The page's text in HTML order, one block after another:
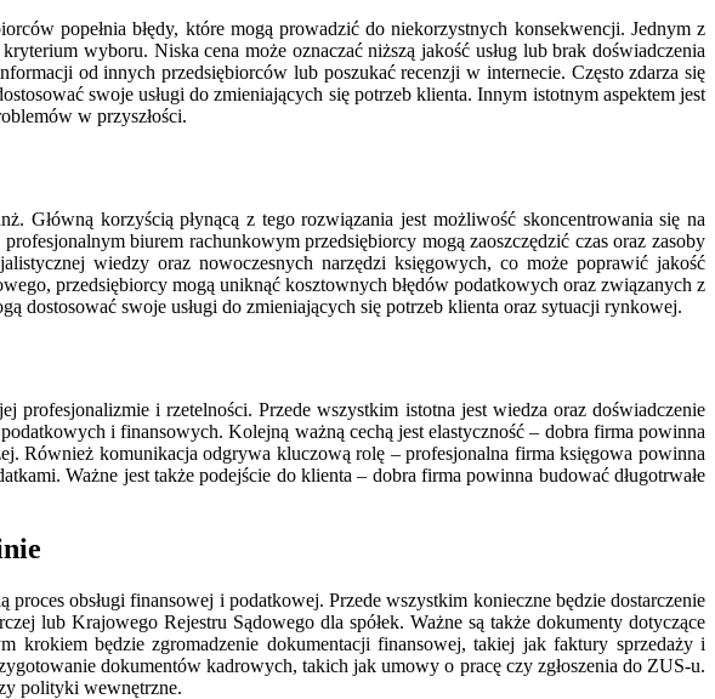
popełnia błędy, które mogą prowadzić do niekorzystnych konsekwencji. Jednym z
wyboru. Niska cena może oznaczać niższą jakość usług lub brak doświadczenia
od innych przedsiębiorców lub poszukać recenzji w internecie. Często zdarza się
swoje usługi do zmieniających się potrzeb klienta. Innym istotnym aspektem jest
w przyszłości.
Główną korzyścią płynącą z tego rozwiązania jest możliwość skoncentrowania się na
biurem rachunkowym przedsiębiorcy mogą zaoszczędzić czas oraz zasoby
wiedzy oraz nowoczesnych narzędzi księgowych, co może poprawić jakość
przedsiębiorcy mogą uniknąć kosztownych błędów podatkowych oraz związanych z
dostosować swoje usługi do zmieniających się potrzeb klienta oraz sytuacji rynkowej.
i rzetelności. Przede wszystkim istotna jest wiedza oraz doświadczenie
i finansowych. Kolejną ważną cechą jest elastyczność – dobra firma powinna
Również komunikacja odgrywa kluczową rolę – profesjonalna firma księgowa powinna
Ważne jest także podejście do klienta – dobra firma powinna budować długotrwałe
obsługi finansowej i podatkowej. Przede wszystkim konieczne będzie dostarczenie
lub Krajowego Rejestru Sądowego dla spółek. Ważne są także dokumenty dotyczące
krokiem będzie zgromadzenie dokumentacji finansowej, takiej jak faktury sprzedaży i
dokumentów kadrowych, takich jak umowy o pracę czy zgłoszenia do ZUS-u.
polityki wewnętrzne.